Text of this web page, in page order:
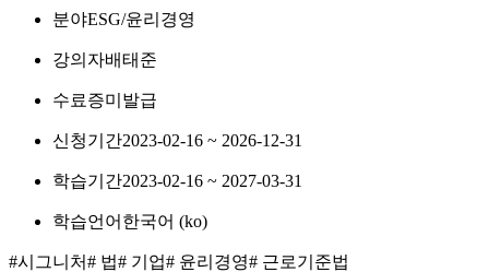
분야ESG/윤리경영
강의자배태준
수료증미발급
신청기간2023-02-16 ~ 2026-12-31
학습기간2023-02-16 ~ 2027-03-31
학습언어 한국어 ‎(ko)‎
#시그니처# 법# 기업# 윤리경영# 근로기준법